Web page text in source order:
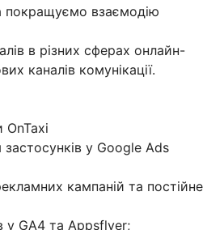
покращуємо взаємодію
в різних сферах онлайн-
каналів комунікації.
OnTaxi
у Google Ads
кампаній та постійне
у GA4 та Аppsflyer;